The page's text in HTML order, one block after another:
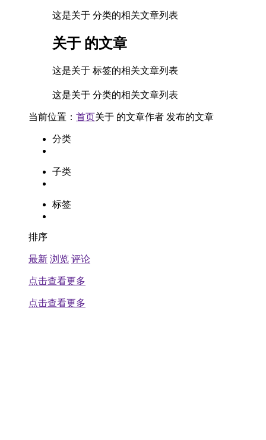
这是关于 分类的相关文章列表
关于 的文章
这是关于 标签的相关文章列表
这是关于 分类的相关文章列表
当前位置： 首页关于 的文章作者 发布的文章
分类
子类
标签
排序
最新 浏览 评论
点击查看更多
点击查看更多